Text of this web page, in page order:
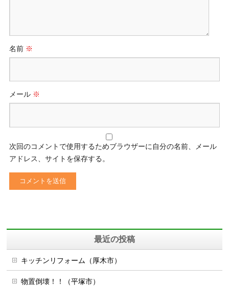
名前 ※
メール ※
次回のコメントで使用するためブラウザーに自分の名前、メール
アドレス、サイトを保存する。
最近の投稿
キッチンリフォーム（厚木市）
物置倒壊！！（平塚市）